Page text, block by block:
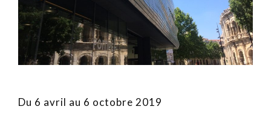
Du 6 avril au 6 octobre 2019